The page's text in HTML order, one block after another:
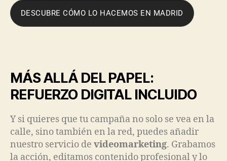
DESCUBRE CÓMO LO HACEMOS EN MADRID
MÁS ALLÁ DEL PAPEL:
REFUERZO DIGITAL INCLUIDO
Y si quieres que tu campaña no solo se vea en la
calle, sino también en la red, puedes añadir
nuestro servicio de videomarketing. Grabamos
la acción, editamos contenido profesional y lo